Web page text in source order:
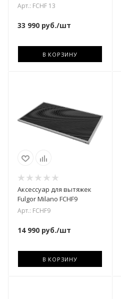
Арт.: FCHF 13
33 990 руб./шт
В КОРЗИНУ
Аксессуар для вытяжек
Fulgor Milano FCHF9
Арт.: FCHF9
14 990 руб./шт
В КОРЗИНУ